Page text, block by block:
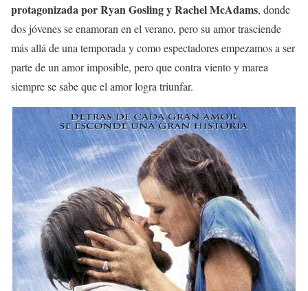
protagonizada por Ryan Gosling y Rachel McAdams, donde
dos jóvenes se enamoran en el verano, pero su amor trasciende
más allá de una temporada y como espectadores empezamos a ser
parte de un amor imposible, pero que contra viento y marea
siempre se sabe que el amor logra triunfar.